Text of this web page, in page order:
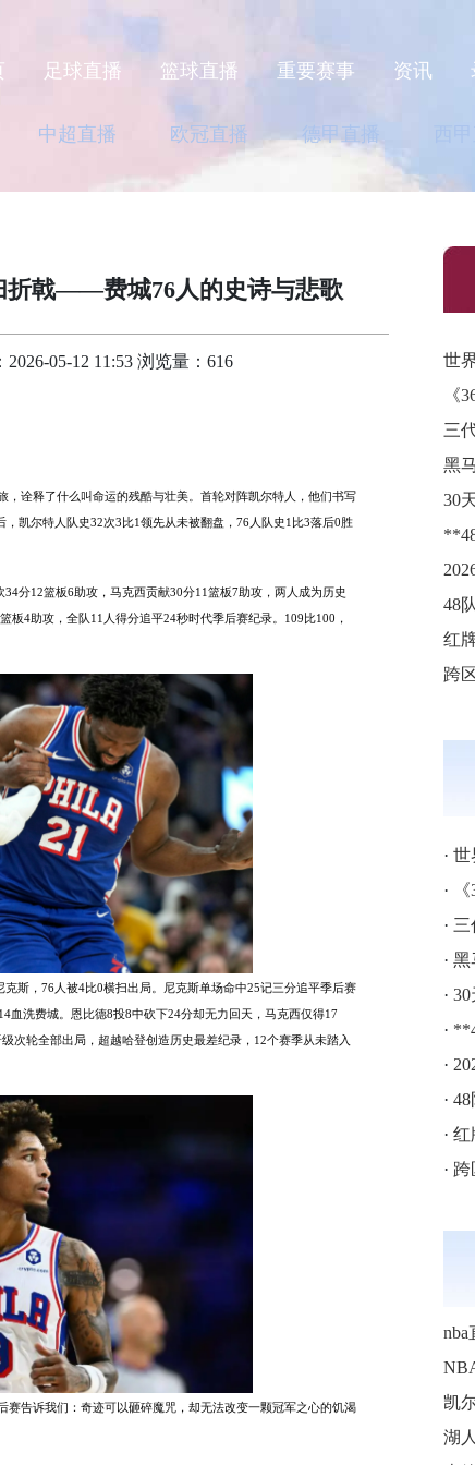
足球直播 篮球直播 重要赛事 资讯
中超直播 欧冠直播 德甲直播
折戟——费城76人的史诗与悲歌
05-12 11:53 浏览量：616
诠释了什么叫命运的残酷与壮美。 首轮对阵凯尔特人，他们书写
凯尔特人队史32次3比1领先从未被翻盘，76人队史1比3落后0胜
分12篮板6助攻，马克西贡献30分11篮板7助攻，两人成为历史
板4助攻，全队11人得分追平24秒时代季后赛纪录。109比100，
斯， 76人被4比0横扫出局。尼克斯单场命中25记三分追平季后赛
血洗费城。恩比德8投8中砍下24分却无力回天，马克西仅得17
次轮全部出局，超越哈登创造历史最差纪录，12个赛季从未踏入
赛告诉我们：奇迹可以砸碎魔咒，却无法改变一颗冠军之心的饥渴
《
三
黑
48
· 世
·
· 三
· 黑
· 30
·
·
·
· 红
· 跨
nba